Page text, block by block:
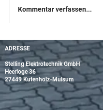
Kommentar verfassen...
ADRESSE
Stelling Elektrotechnik GmbH
Heerloge 36
27449 Kutenholz-Mulsum